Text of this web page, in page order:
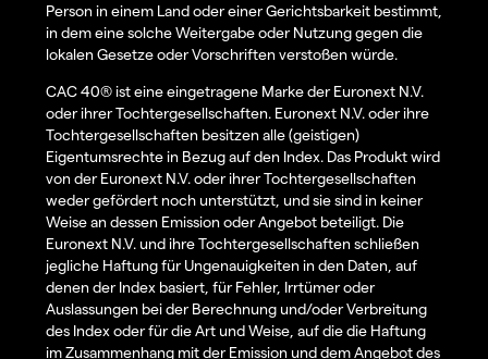
Person in einem Land oder einer Gerichtsbarkeit bestimmt,
in dem eine solche Weitergabe oder Nutzung gegen die
lokalen Gesetze oder Vorschriften verstoßen würde.
CAC 40® ist eine eingetragene Marke der Euronext N.V.
oder ihrer Tochtergesellschaften. Euronext N.V. oder ihre
Tochtergesellschaften besitzen alle (geistigen)
Eigentumsrechte in Bezug auf den Index. Das Produkt wird
von der Euronext N.V. oder ihrer Tochtergesellschaften
weder gefördert noch unterstützt, und sie sind in keiner
Weise an dessen Emission oder Angebot beteiligt. Die
Euronext N.V. und ihre Tochtergesellschaften schließen
jegliche Haftung für Ungenauigkeiten in den Daten, auf
denen der Index basiert, für Fehler, Irrtümer oder
Auslassungen bei der Berechnung und/oder Verbreitung
des Index oder für die Art und Weise, auf die die Haftung
im Zusammenhang mit der Emission und dem Angebot des